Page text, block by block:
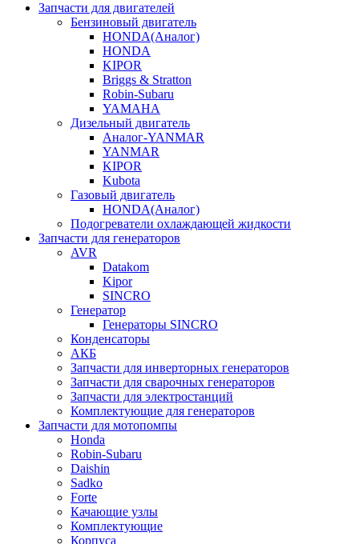
Запчасти для двигателей
Бензиновый двигатель
HONDA(Aналог)
HONDA
KIPOR
Briggs & Stratton
Robin-Subaru
YAMAHA
Дизельный двигатель
Аналог-YANMAR
YANMAR
KIPOR
Kubota
Газовый двигатель
HONDA(Aналог)
Подогреватели охлаждающей жидкости
Запчасти для генераторов
AVR
Datakom
Kipor
SINCRO
Генератор
Генераторы SINCRO
Конденсаторы
АКБ
Запчасти для инверторных генераторов
Запчасти для сварочных генераторов
Запчасти для электростанций
Комплектующие для генераторов
Запчасти для мотопомпы
Honda
Robin-Subaru
Daishin
Sadko
Forte
Качающие узлы
Комплектующие
Корпуса